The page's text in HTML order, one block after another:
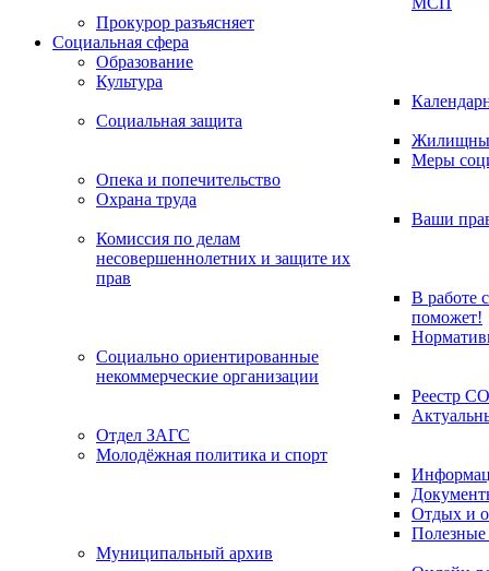
Прокурор разъясняет
Социальная сфера
Образование
Культура
Социальная защита
Меры
Опека и попечительство
Охрана труда
Ваши
Комиссия по делам
несовершеннолетних и защите их
прав
В работе
поможет!
Социально ориентированные
некоммерческие организации
Реестр
Отдел ЗАГС
Молодёжная политика и спорт
Отдых и
Муниципальный архив